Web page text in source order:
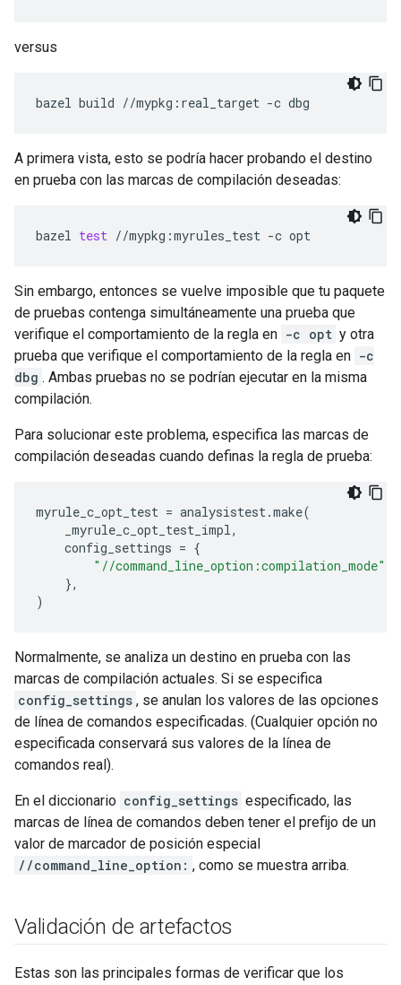
versus
bazel build //mypkg:real_target -c
A primera vista, esto se podría hacer probando el destino
en prueba con las marcas de compilación deseadas:
bazel test //mypkg:myrules_test -c
Sin embargo, entonces se vuelve imposible que tu paquete
de pruebas contenga simultáneamente una prueba que
verifique el comportamiento de la regla en -c opt y otra
prueba que verifique el comportamiento de la regla en -c
dbg . Ambas pruebas no se podrían ejecutar en la misma
compilación.
Para solucionar este problema, especifica las marcas de
compilación deseadas cuando definas la regla de prueba:
myrule_c_opt_test = analysistest.make(
_myrule_c_opt_test_impl,
config_settings = {
"//command_line_option:compilation_mode"
},
)
Normalmente, se analiza un destino en prueba con las
marcas de compilación actuales. Si se especifica
config_settings , se anulan los valores de las opciones
de línea de comandos especificadas. (Cualquier opción no
especificada conservará sus valores de la línea de
comandos real).
En el diccionario config_settings especificado, las
marcas de línea de comandos deben tener el prefijo de un
valor de marcador de posición especial
//command_line_option: , como se muestra arriba.
Validación de artefactos
Estas son las principales formas de verificar que los